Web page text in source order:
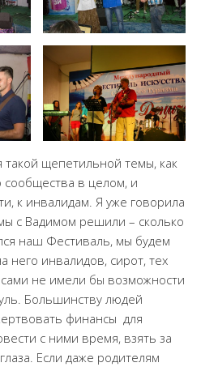
такой щепетильной темы, как
в целом, и
к инвалидам. Я уже говорила
с Вадимом решили – сколько
наш Фестиваль, мы будем
него инвалидов, сирот, тех
не имели бы возможности
Большинству людей
финансы для
с ними время, взять за
Если даже родителям